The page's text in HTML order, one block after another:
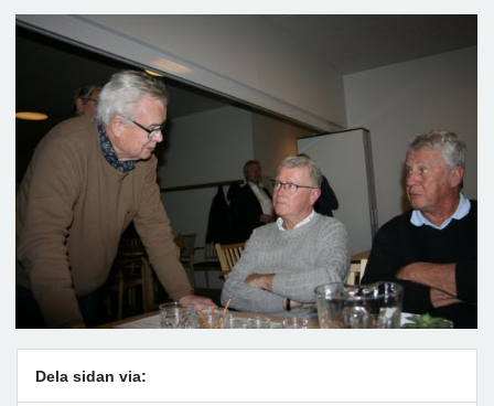
Dela sidan via: